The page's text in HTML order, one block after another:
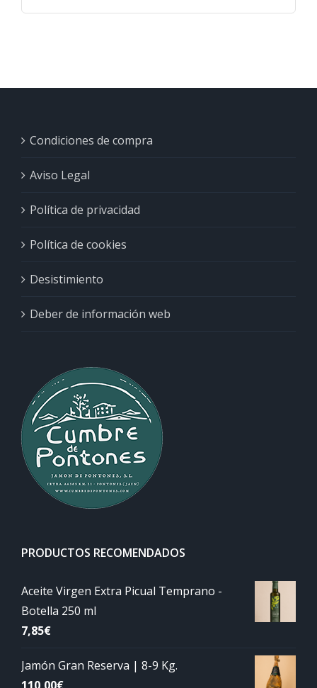
Condiciones de compra
Aviso Legal
Política de privacidad
Política de cookies
Desistimiento
Deber de información web
PRODUCTOS RECOMENDADOS
Aceite Virgen Extra Picual Temprano -
Botella 250 ml
7,85€
Jamón Gran Reserva | 8-9 Kg.